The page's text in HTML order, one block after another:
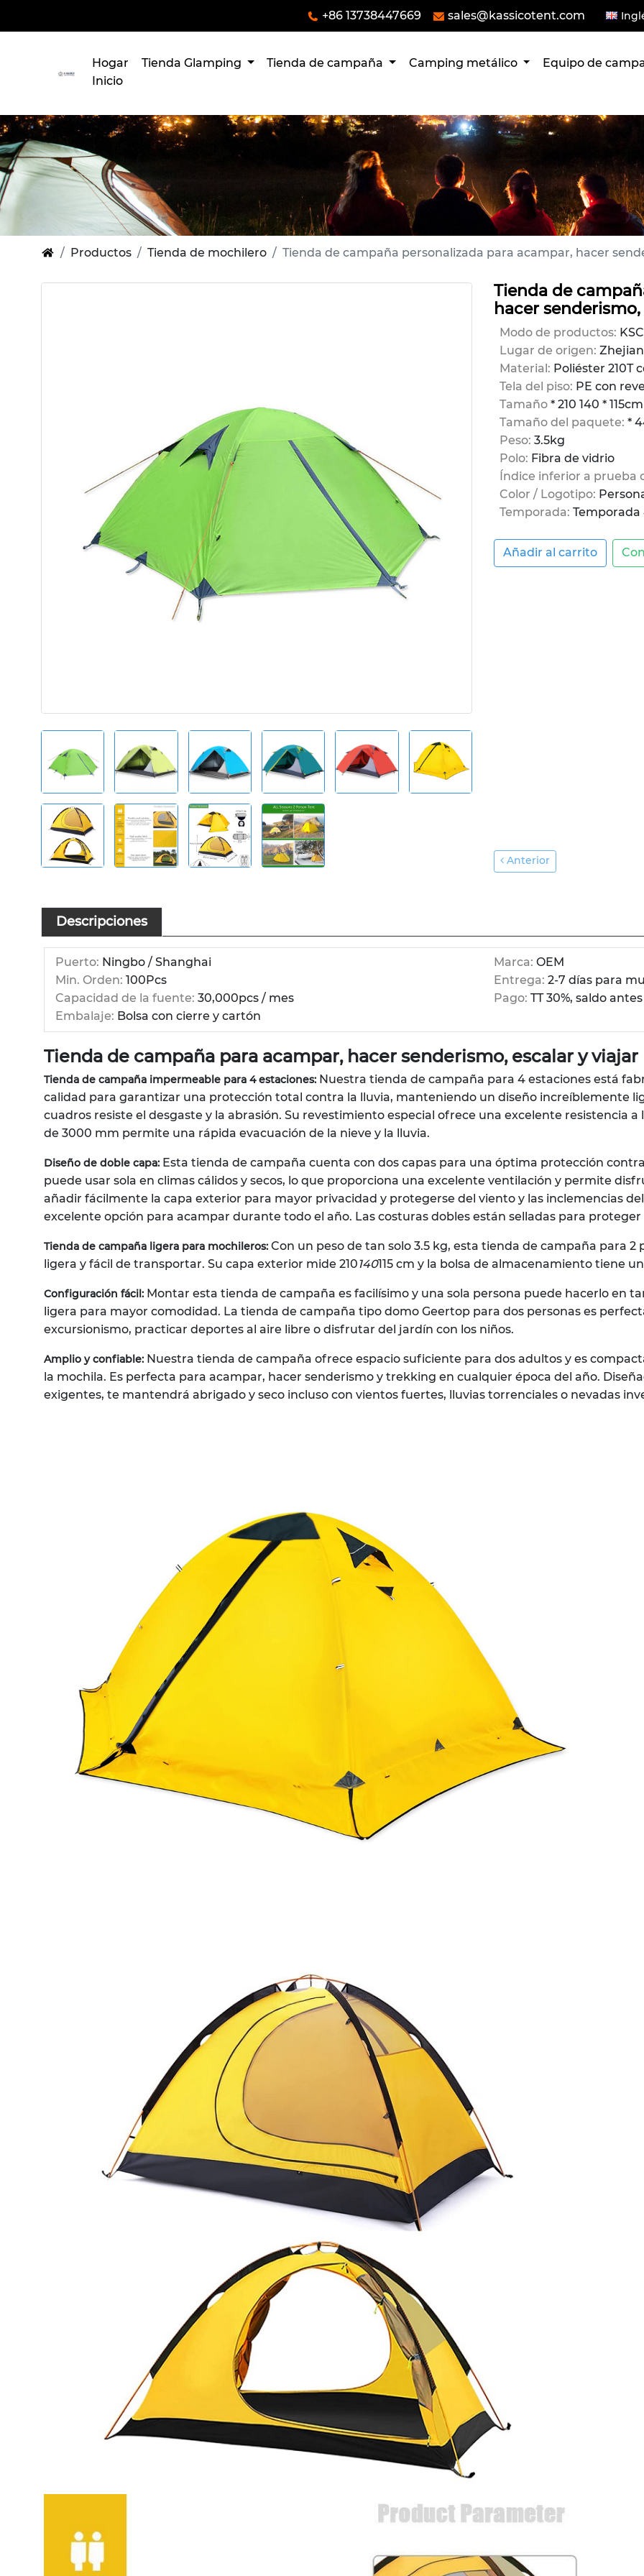
+86 13738447669 sales@kassicotent.com
Hogar
Inicio
Tienda Glamping Tienda de campaña Camping metálico Equipo de
Productos Tienda de mochilero Tienda de campaña personalizada para acampar, hacer
Tienda de
hacer
Modo de productos:
Lugar de origen:
Material: Poliéster 210T
Tela del piso: PE con
Tamaño * 210 140 * 115cm
Tamaño del paquete: *
Peso: 3.5kg
Polo: Fibra de vidrio
Índice inferior a prueba
Color / Logotipo:
Temporada: Temporada
Añadir al carrito
Anterior
Descripciones
Puerto: Ningbo / Shanghai Marca: OEM
Min. Orden: 100Pcs Entrega: 2-7 días para
Capacidad de la fuente: 30,000pcs / mes Pago: TT 30%, saldo
Embalaje: Bolsa con cierre y cartón
Tienda de campaña para acampar, hacer senderismo, escalar y viajar
Tienda de campaña impermeable para 4 estaciones: Nuestra tienda de campaña para 4 estaciones está
calidad para garantizar una protección total contra la lluvia, manteniendo un diseño increíblemente
cuadros resiste el desgaste y la abrasión. Su revestimiento especial ofrece una excelente resistencia a
de 3000 mm permite una rápida evacuación de la nieve y la lluvia.
Diseño de doble capa: Esta tienda de campaña cuenta con dos capas para una óptima protección
puede usar sola en climas cálidos y secos, lo que proporciona una excelente ventilación y permite
añadir fácilmente la capa exterior para mayor privacidad y protegerse del viento y las inclemencias
excelente opción para acampar durante todo el año. Las costuras dobles están selladas para
Tienda de campaña ligera para mochileros: Con un peso de tan solo 3.5 kg, esta tienda de campaña para
ligera y fácil de transportar. Su capa exterior mide 210140115 cm y la bolsa de almacenamiento tiene
Configuración fácil: Montar esta tienda de campaña es facilísimo y una sola persona puede hacerlo en
ligera para mayor comodidad. La tienda de campaña tipo domo Geertop para dos personas es
excursionismo, practicar deportes al aire libre o disfrutar del jardín con los niños.
Amplio y confiable: Nuestra tienda de campaña ofrece espacio suficiente para dos adultos y es
la mochila. Es perfecta para acampar, hacer senderismo y trekking en cualquier época del año.
exigentes, te mantendrá abrigado y seco incluso con vientos fuertes, lluvias torrenciales o nevadas